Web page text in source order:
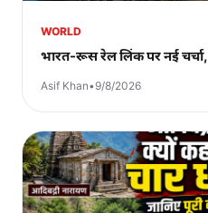
WORLD
भारत-रूस रेल लिंक पर नई
Asif Khan•9/8/2026